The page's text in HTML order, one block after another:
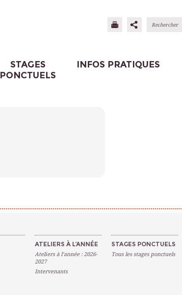
STAGES
PONCTUELS
INFOS PRATIQUES
ATELIERS À L’ANNÉE
Ateliers à l’année : 2026-
2027
Intervenants
STAGES PONCTUELS
Tous les stages ponctuels